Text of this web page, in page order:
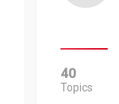
40
Topics